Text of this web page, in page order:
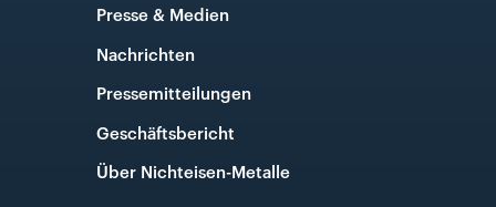
Presse & Medien
Nachrichten
Pressemitteilungen
Geschäftsbericht
Über Nichteisen-Metalle